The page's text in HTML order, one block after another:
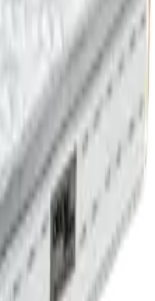
που προσφέρει
αίσθηση στο σώμα,
Memory σε όλη τη
του σώματος και
με πολυτελή